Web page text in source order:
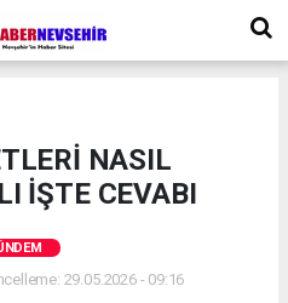
NASIL
İŞTE CEVABI
29.05.2026 - 09:16